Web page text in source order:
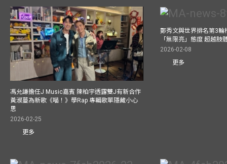
馮允謙擔任J Music嘉賓 陳柏宇透露雙J有新合作
黃淑蔓為新歌《喵！》學Rap 專輯歌單隱藏小心
思
2026-02-25
更多
鄭秀文與世界排名第3輪
「無限亮」態度 超越肢
2026-02-08
更多